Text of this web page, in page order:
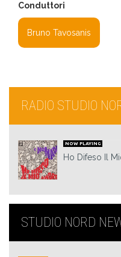
Conduttori
Bruno Tavosanis
RADIO STUDIO
NOW PLAYING
Ho Difeso Il
STUDIO NORD